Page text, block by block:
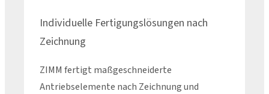
Individuelle Fertigungslösungen nach
Zeichnung
ZIMM fertigt maßgeschneiderte
Antriebselemente nach Zeichnung und